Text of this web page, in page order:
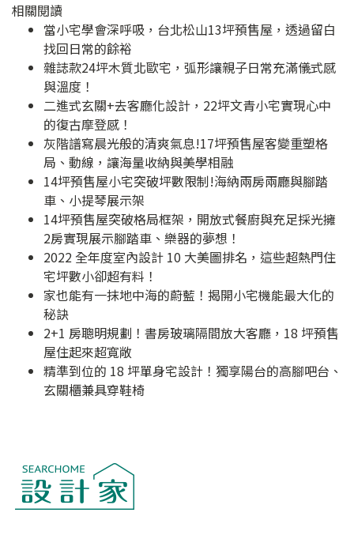
相關閱讀
當小宅學會深呼吸，台北松山13坪預售屋，透過留白
找回日常的餘裕
雜誌款24坪木質北歐宅，弧形讓親子日常充滿儀式感
與溫度！
二進式玄關+去客廳化設計，22坪文青小宅實現心中
的復古摩登感！
灰階譜寫晨光般的清爽氣息!17坪預售屋客變重塑格
局、動線，讓海量收納與美學相融
14坪預售屋小宅突破坪數限制!海納兩房兩廳與腳踏
車、小提琴展示架
14坪預售屋突破格局框架，開放式餐廚與充足採光擁
2房實現展示腳踏車、樂器的夢想！
2022 全年度室內設計 10 大美圖排名，這些超熱門住
宅坪數小卻超有料！
家也能有一抹地中海的蔚藍！揭開小宅機能最大化的
秘訣
2+1 房聰明規劃！書房玻璃隔間放大客廳，18 坪預售
屋住起來超寬敞
精準到位的 18 坪單身宅設計！獨享陽台的高腳吧台、
玄關櫃兼具穿鞋椅